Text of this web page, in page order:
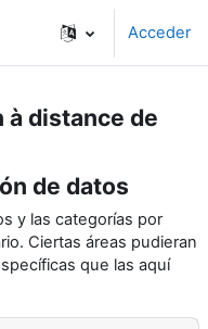
Acceder
distance de
de datos
y las categorías por
Ciertas áreas pudieran
que las aquí